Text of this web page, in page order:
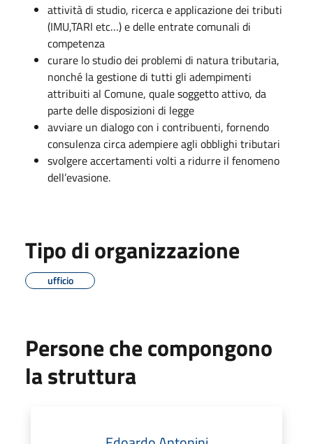
attività di studio, ricerca e applicazione dei tributi
(IMU,TARI etc…) e delle entrate comunali di
competenza
curare lo studio dei problemi di natura tributaria,
nonché la gestione di tutti gli adempimenti
attribuiti al Comune, quale soggetto attivo, da
parte delle disposizioni di legge
avviare un dialogo con i contribuenti, fornendo
consulenza circa adempiere agli obblighi tributari
svolgere accertamenti volti a ridurre il fenomeno
dell’evasione.
Tipo di organizzazione
ufficio
Persone che compongono
la struttura